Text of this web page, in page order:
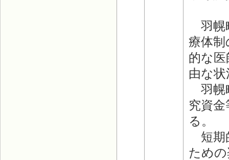
羽幌
療体
的な
由な
羽幌
究資
る。
短期
ため